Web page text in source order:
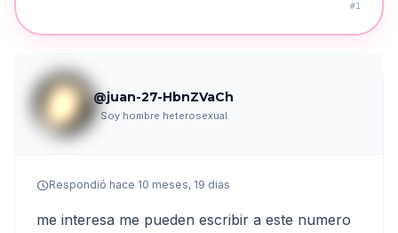
#1
@juan-27-HbnZVaCh
Soy hombre heterosexual
scheduleRespondió hace 10 meses, 19 dias
me interesa me pueden escribir a este numero